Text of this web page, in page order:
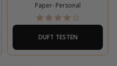
Paper- Personal
DUFT TESTEN